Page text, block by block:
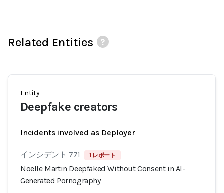
Related Entities
Entity
Deepfake creators
Incidents involved as Deployer
インシデント 771 1 レポート
Noelle Martin Deepfaked Without Consent in AI-
Generated Pornography